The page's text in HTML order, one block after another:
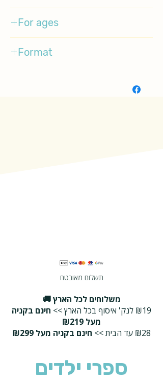
For ages
Format
תשלום מאובטח
משלוחים לכל הארץ 🚚
₪19 לנק' איסוף בכל הארץ >>
חינם בקניה
מעל ₪219
₪28 עד הבית >>
חינם בקניה מעל ₪299
ספרי ילדים